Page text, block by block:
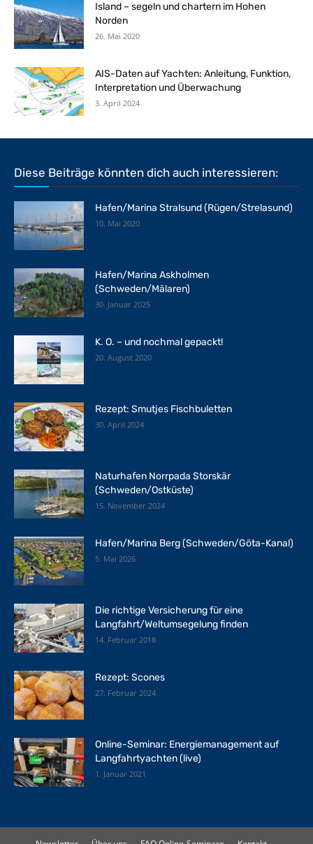
Island – segeln und chartern im Hohen
Norden
26. Mai 2020
AIS-Daten auf Yachten: Anleitung, Funktion,
Interpretation und Überwachung
3. April 2024
Diese Beiträge könnten dich auch interessieren:
Hafen/Marina Stralsund (Rügen/Strelasund)
10. Mai 2020
Hafen/Marina Askholmen
(Schweden/Mälaren)
30. Januar 2025
K. O. – und nochmal gepackt!
20. August 2020
Rezept: Smutjes Fischbuletten
30. April 2024
Naturhafen Norrpada Storskär
(Schweden/Ostküste)
15. November 2024
Hafen/Marina Berg (Schweden/Göta-Kanal)
5. Mai 2026
Die richtige Versicherung für eine
Langfahrt/Weltumsegelung finden
14. Februar 2018
Rezept: Scones
27. Februar 2024
Online-Seminar: Energiemanagement auf
Langfahrtyachten (live)
1. Januar 2021